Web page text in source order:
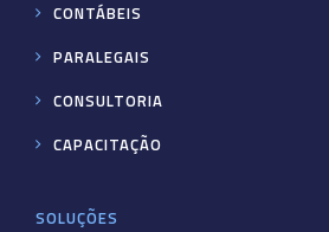
CONTÁBEIS
PARALEGAIS
CONSULTORIA
CAPACITAÇÃO
SOLUÇÕES